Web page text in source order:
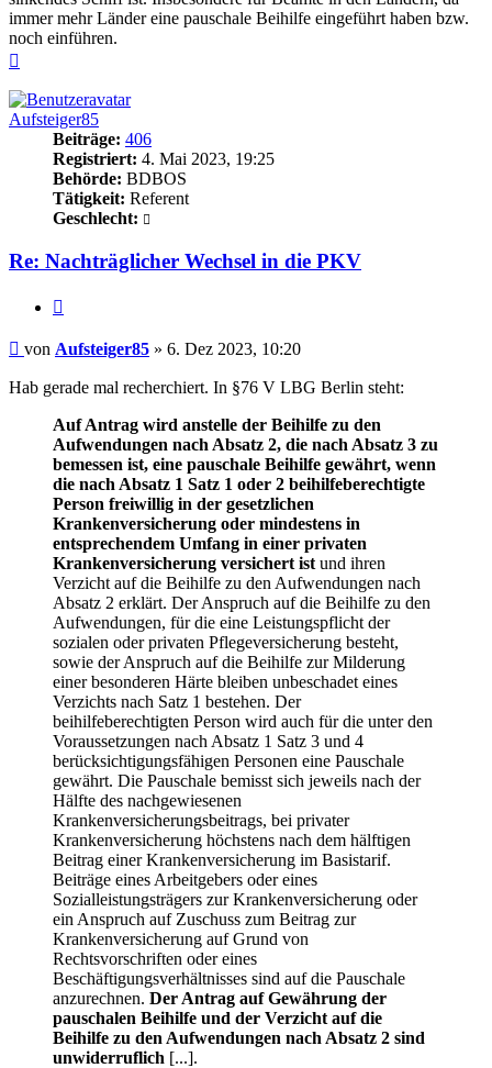
immer mehr Länder eine pauschale Beihilfe eingeführt haben bzw.
noch einführen.
Aufsteiger85
Beiträge: 406
Registriert: 4. Mai 2023, 19:25
Behörde: BDBOS
Tätigkeit: Referent
Geschlecht:
Re: Nachträglicher Wechsel in die PKV
Beitrag
von Aufsteiger85 » 6. Dez 2023, 10:20
Hab gerade mal recherchiert. In §76 V LBG Berlin steht:
Auf Antrag wird anstelle der Beihilfe zu den
Aufwendungen nach Absatz 2, die nach Absatz 3 zu
bemessen ist, eine pauschale Beihilfe gewährt, wenn
die nach Absatz 1 Satz 1 oder 2 beihilfeberechtigte
Person freiwillig in der gesetzlichen
Krankenversicherung oder mindestens in
entsprechendem Umfang in einer privaten
Krankenversicherung versichert ist und ihren
Verzicht auf die Beihilfe zu den Aufwendungen nach
Absatz 2 erklärt. Der Anspruch auf die Beihilfe zu den
Aufwendungen, für die eine Leistungspflicht der
sozialen oder privaten Pflegeversicherung besteht,
sowie der Anspruch auf die Beihilfe zur Milderung
einer besonderen Härte bleiben unbeschadet eines
Verzichts nach Satz 1 bestehen. Der
beihilfeberechtigten Person wird auch für die unter den
Voraussetzungen nach Absatz 1 Satz 3 und 4
berücksichtigungsfähigen Personen eine Pauschale
gewährt. Die Pauschale bemisst sich jeweils nach der
Hälfte des nachgewiesenen
Krankenversicherungsbeitrags, bei privater
Krankenversicherung höchstens nach dem hälftigen
Beitrag einer Krankenversicherung im Basistarif.
Beiträge eines Arbeitgebers oder eines
Sozialleistungsträgers zur Krankenversicherung oder
ein Anspruch auf Zuschuss zum Beitrag zur
Krankenversicherung auf Grund von
Rechtsvorschriften oder eines
Beschäftigungsverhältnisses sind auf die Pauschale
anzurechnen. Der Antrag auf Gewährung der
pauschalen Beihilfe und der Verzicht auf die
Beihilfe zu den Aufwendungen nach Absatz 2 sind
unwiderruflich [...].